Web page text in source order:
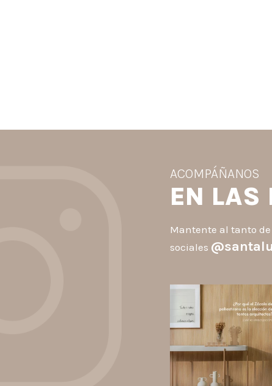
ACOMPÁÑANOS
EN LAS
Mantente al tanto de
sociales
Los Zócalos de
ganaron protagonismo en la
arquitectura porque
estética, practicidad y
desempeño en un solo
A
Jul 20